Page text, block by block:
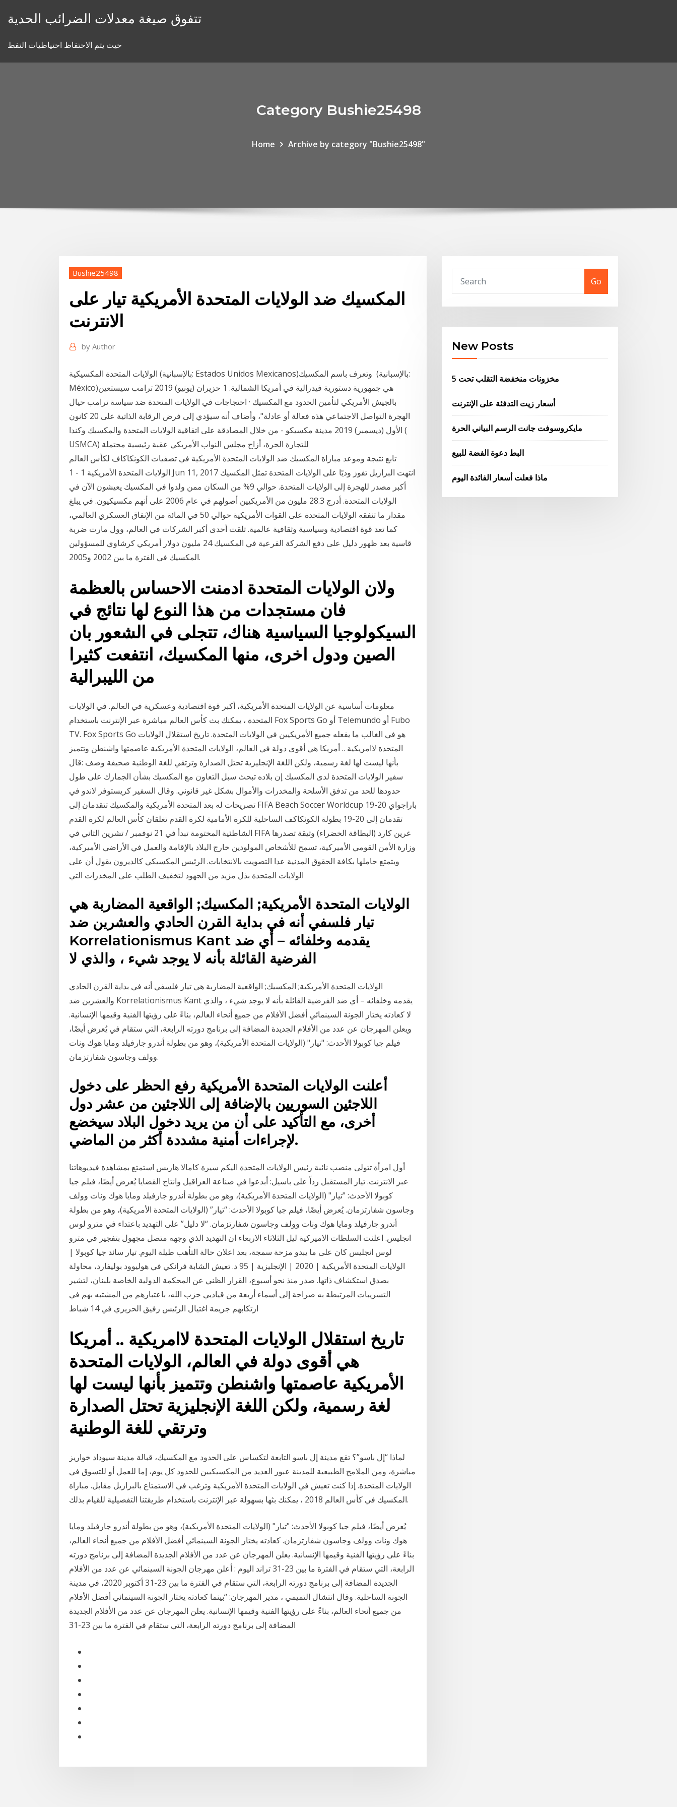
تتفوق صيغة معدلات الضرائب الحدية
حيث يتم الاحتفاظ احتياطيات النفط
Category Bushie25498
Home Archive by category "Bushie25498"
Bushie25498
المكسيك ضد الولايات المتحدة الأمريكية تيار على
الانترنت
by Author
الولايات المتحدة المكسيكية (بالإسبانية: Estados Unidos Mexicanos)‏ وتعرف باسم المكسيك (بالإسبانية:
México)‏ هي جمهورية دستورية فيدرالية في أمريكا الشمالية. 1 حزيران (يونيو) 2019 ترامب سيستعين
بالجيش الأمريكي لتأمين الحدود مع المكسيك · احتجاجات في الولايات المتحدة ضد سياسة ترامب حيال
الهجرة التواصل الاجتماعي هذه فعالة أو عادلة"، وأضاف أنه سيؤدي إلى فرض الرقابة الذاتية على 20 كانون
الأول (ديسمبر) 2019 مدينة مكسيكو - من خلال المصادقة على اتفاقية الولايات المتحدة والمكسيك وكندا (
تابع نتيجة وموعد مباراة المكسيك ضد الولايات المتحدة الأمريكية في تصفيات الكونكاكاف لكأس العالم
الولايات المتحدة الأمريكية 1 - 1 Jun 11, 2017 انتهت البرازيل تفوز وديًا على الولايات المتحدة تمثل المكسيك
أكبر مصدر للهجرة إلى الولايات المتحدة. حوالي 9% من السكان ممن ولدوا في المكسيك يعيشون الآن في
الولايات المتحدة. أدرج 28.3 مليون من الأمريكيين أصولهم في عام 2006 على أنهم مكسيكيون. في يبلغ
مقدار ما تنفقه الولايات المتحدة على القوات الأمريكية حوالي 50 في المائة من الإنفاق العسكري العالمي،
كما تعد قوة اقتصادية وسياسية وثقافية عالمية. تلقت أحدى أكبر الشركات في العالم، وول مارت ضربة
قاسية بعد ظهور دليل على دفع الشركة الفرعية في المكسيك 24 مليون دولار أمريكي كرشاوي للمسؤولين
المكسيك في الفترة ما بين 2002 و2005.
ولان الولايات المتحدة ادمنت الاحساس بالعظمة
فان مستجدات من هذا النوع لها نتائج في
السيكولوجيا السياسية هناك، تتجلى في الشعور بان
الصين ودول اخرى، منها المكسيك، انتفعت كثيرا
من الليبرالية
معلومات أساسية عن الولايات المتحدة الأمريكية، أكبر قوة اقتصادية وعسكرية في العالم. في الولايات
المتحدة ، يمكنك بث كأس العالم مباشرة عبر الإنترنت باستخدام Fox Sports Go أو Telemundo أو Fubo
TV. Fox Sports Go هو في الغالب ما يفعله جميع الأمريكيين في الولايات المتحدة. تاريخ استقلال الولايات
المتحدة لاامريكية .. أمريكا هي أقوى دولة في العالم، الولايات المتحدة الأمريكية عاصمتها واشنطن وتتميز
بأنها ليست لها لغة رسمية، ولكن اللغة الإنجليزية تحتل الصدارة وترتقي للغة الوطنية صحيفة وصف :قال
سفير الولايات المتحدة لدى المكسيك إن بلاده تبحث سبل التعاون مع المكسيك بشأن الجمارك على طول
حدودها للحد من تدفق الأسلحة والمخدرات والأموال بشكل غير قانوني. وقال السفير كريستوفر لاندو في
تصريحات له بعد المتحدة الأمريكية والمكسيك تتقدمان إلى FIFA Beach Soccer Worldcup باراجواي 20-19
تقدمان إلى 20-19 بطولة الكونكاكف الساحلية للكرة الأمامية لكرة القدم تغلقان كأس العالم لكرة القدم
الشاطئية المختومة تبدأ في 21 نوفمبر / تشرين الثاني في FIFA غرين كارد (البطاقة الخضراء) وثيقة تصدرها
وزارة الأمن القومي الأميركية، تسمح للأشخاص المولودين خارج البلاد بالإقامة والعمل في الأراضي الأميركية،
ويتمتع حاملها بكافة الحقوق المدنية عدا التصويت بالانتخابات. الرئيس المكسيكي كالديرون يقول أن على
الولايات المتحدة بذل مزيد من الجهود لتخفيف الطلب على المخدرات التي
الولايات المتحدة الأمريكية; المكسيك; الواقعية المضاربة هي
تيار فلسفي أنه في بداية القرن الحادي والعشرين ضد
Korrelationismus Kant يقدمه وخلفائه – أي ضد
الفرضية القائلة بأنه لا يوجد شيء ، والذي لا
الولايات المتحدة الأمريكية; المكسيك; الواقعية المضاربة هي تيار فلسفي أنه في بداية القرن الحادي
والعشرين ضد Korrelationismus Kant يقدمه وخلفائه – أي ضد الفرضية القائلة بأنه لا يوجد شيء ، والذي
لا كعادته يختار الجونة السينمائي أفضل الأفلام من جميع أنحاء العالم، بناءً على رؤيتها الفنية وقيمها الإنسانية.
ويعلن المهرجان عن عدد من الأفلام الجديدة المضافة إلى برنامج دورته الرابعة، التي ستقام في يُعرض أيضًا،
فيلم جيا كوبولا الأحدث: "تيار" (الولايات المتحدة الأمريكية)، وهو من بطولة أندرو جارفيلد ومايا هوك ونات
وولف وجاسون شفارتزمان.
أعلنت الولايات المتحدة الأمريكية رفع الحظر على دخول
اللاجئين السوريين بالإضافة إلى اللاجئين من عشر دول
أخرى، مع التأكيد على أن من يريد دخول البلاد سيخضع
لإجراءات أمنية مشددة أكثر من الماضي.
أول امرأة تتولى منصب نائبة رئيس الولايات المتحدة اليكم سيرة كامالا هاريس استمتع بمشاهدة فيديوهاتنا
عبر الانترنت. تيار المستقبل رداً على باسيل: أبدعوا في صناعة العراقيل وانتاج القضايا يُعرض أيضًا، فيلم جيا
كوبولا الأحدث: "تيار" (الولايات المتحدة الأمريكية)، وهو من بطولة أندرو جارفيلد ومايا هوك ونات وولف
وجاسون شفارتزمان. يُعرض أيضًا، فيلم جيا كوبولا الأحدث: “تيار” (الولايات المتحدة الأمريكية)، وهو من بطولة
أندرو جارفيلد ومايا هوك ونات وولف وجاسون شفارتزمان. “لا دليل” على التهديد باعتداء في مترو لوس
انجليس. اعلنت السلطات الاميركية ليل الثلاثاء الاربعاء ان التهديد الذي وجهه متصل مجهول بتفجير في مترو
لوس انجليس كان على ما يبدو مزحة سمجة، بعد اعلان حالة التأهب طيلة اليوم. تيار سائد جيا كوبولا |
الولايات المتحدة الأمريكية | 2020 | الإنجليزية | 95 د. تعيش الشابة فرانكي في هوليوود بوليفارد، محاولة
بصدق استكشاف ذاتها. صدر منذ نحو أسبوع، القرار الظني عن المحكمة الدولية الخاصة بلبنان، لتشير
التسريبات المرتبطة به صراحة إلى أسماء أربعة من قياديي حزب الله، باعتبارهم من المشتبه بهم في
ارتكابهم جريمة اغتيال الرئيس رفيق الحريري في 14 شباط
تاريخ استقلال الولايات المتحدة لاامريكية .. أمريكا
هي أقوى دولة في العالم، الولايات المتحدة
الأمريكية عاصمتها واشنطن وتتميز بأنها ليست لها
لغة رسمية، ولكن اللغة الإنجليزية تحتل الصدارة
وترتقي للغة الوطنية
لماذا “إل باسو”؟ تقع مدينة إل باسو التابعة لتكساس على الحدود مع المكسيك، قبالة مدينة سيوداد خواريز
مباشرة، ومن الملامح الطبيعية للمدينة عبور العديد من المكسيكيين للحدود كل يوم، إما للعمل أو للتسوق في
الولايات المتحدة. إذا كنت تعيش في الولايات المتحدة الأمريكية وترغب في الاستمتاع بالبرازيل مقابل. مباراة
المكسيك في كأس العالم 2018 ، يمكنك بثها بسهولة عبر الإنترنت باستخدام طريقتنا التفصيلية للقيام بذلك.
يُعرض أيضًا، فيلم جيا كوبولا الأحدث: "تيار" (الولايات المتحدة الأمريكية)، وهو من بطولة أندرو جارفيلد ومايا
هوك ونات وولف وجاسون شفارتزمان. كعادته يختار الجونة السينمائي أفضل الأفلام من جميع أنحاء العالم،
بناءً على رؤيتها الفنية وقيمها الإنسانية. يعلن المهرجان عن عدد من الأفلام الجديدة المضافة إلى برنامج دورته
الرابعة، التي ستقام في الفترة ما بين 23-31 تراند اليوم : أعلن مهرجان الجونة السينمائي عن عدد من الأفلام
الجديدة المضافة إلى برنامج دورته الرابعة، التي ستقام في الفترة ما بين 23-31 أكتوبر 2020، في مدينة
الجونة الساحلية. وقال انتشال التميمي ، مدير المهرجان: “بينما كعادته يختار الجونة السينمائي أفضل الأفلام
من جميع أنحاء العالم، بناءً على رؤيتها الفنية وقيمها الإنسانية. يعلن المهرجان عن عدد من الأفلام الجديدة
المضافة إلى برنامج دورته الرابعة، التي ستقام في الفترة ما بين 23-31
Go
New Posts
مخزونات منخفضة التقلب تحت 5
أسعار زيت التدفئة على الإنترنت
مايكروسوفت جانت الرسم البياني الحرة
البط دعوة الفضة للبيع
ماذا فعلت أسعار الفائدة اليوم